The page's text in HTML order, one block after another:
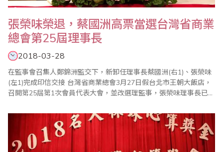
張榮味榮退，蔡國洲高票當選台灣省商業
總會第25屆理事長
2018-03-28
在監事會召集人鄭錦洲監交下，新卸任理事長蔡國洲(右1)、張榮味
(左1)完成印信交接 台灣省商業總會3月27日假台北市王朝大飯店，
召開第25屆第1次會員代表大會，並改選理監事，張榮味理事長已連
縣商業會理事長的蔡國洲接棒，獲得會員代表肯定，高票當選新任
理事長，省商總會理事蕭秋勇則獲選副理事長。由於這次選舉，事
先經過協調，許多資深..